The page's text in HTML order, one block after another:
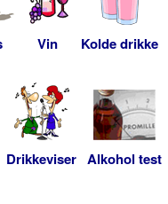
Vin Kolde drikke
Drikkeviser Alkohol test